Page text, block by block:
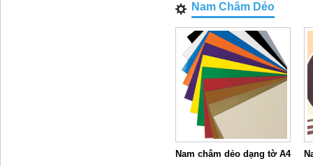
Nam Châm Dẻo
Nam châm dẻo dạng tờ A4